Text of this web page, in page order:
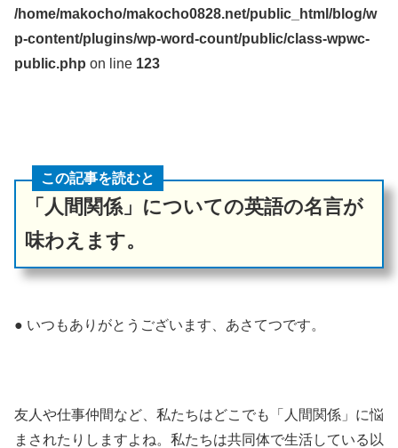
/home/makocho/makocho0828.net/public_html/blog/w
p-content/plugins/wp-word-count/public/class-wpwc-
public.php on line 123
この記事を読むと
「人間関係」についての英語の名言が
味わえます。
● いつもありがとうございます、あさてつです。
友人や仕事仲間など、私たちはどこでも「人間関係」に悩
まされたりしますよね。私たちは共同体で生活している以